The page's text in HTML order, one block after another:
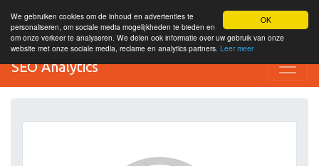
OK
We gebruiken cookies om de inhoud en advertenties te
personaliseren, om sociale media mogelijkheden te bieden en
om onze verkeer te analyseren. We delen ook informatie over uw gebruik van onze
website met onze sociale media, reclame en analytics partners. Leer meer
SEO Analytics